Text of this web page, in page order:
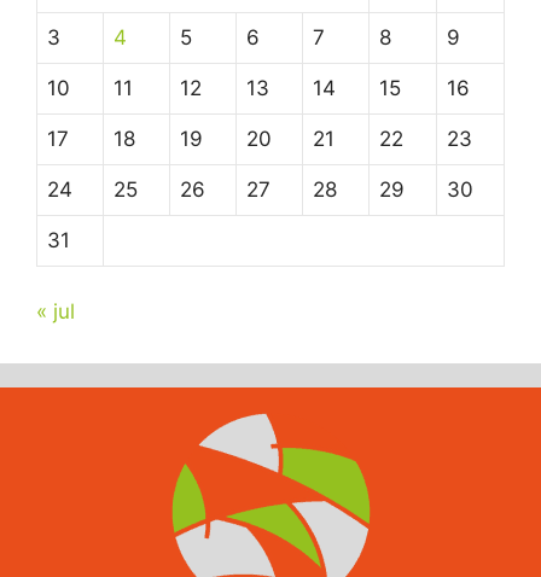
3 4 5 6 7 8 9
10 11 12 13 14 15 16
17 18 19 20 21 22 23
24 25 26 27 28 29 30
31
« jul